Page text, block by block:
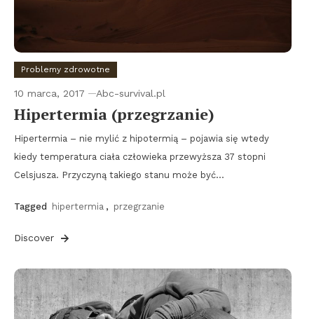
Problemy zdrowotne
10 marca, 2017 Abc-survival.pl
Hipertermia (przegrzanie)
Hipertermia – nie mylić z hipotermią – pojawia się wtedy
kiedy temperatura ciała człowieka przewyższa 37 stopni
Celsjusza. Przyczyną takiego stanu może być…
Tagged hipertermia , przegrzanie
Discover